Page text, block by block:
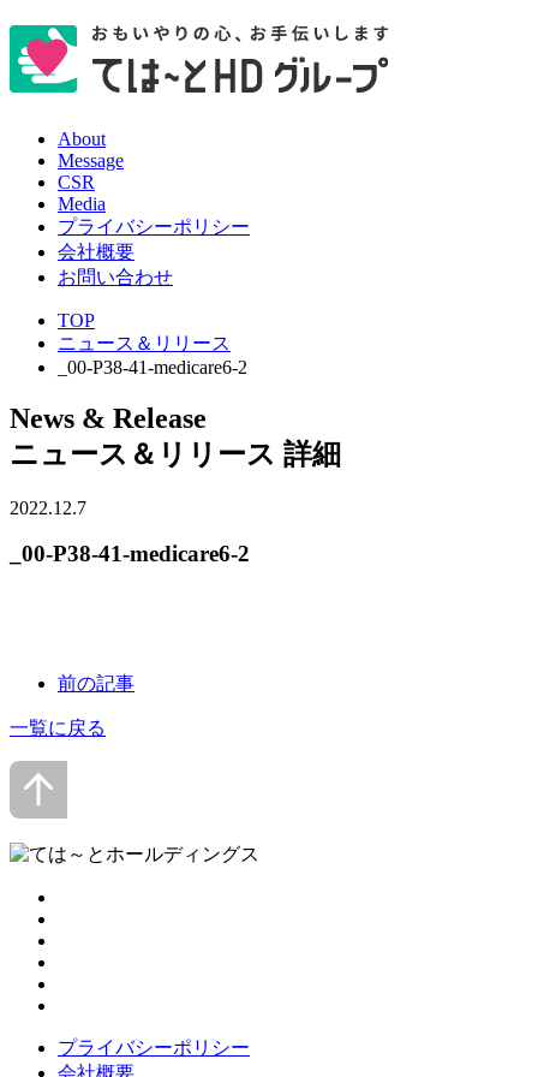
About
Message
CSR
Media
プライバシーポリシー
会社概要
お問い合わせ
TOP
ニュース＆リリース
_00-P38-41-medicare6-2
News & Release
ニュース＆リリース 詳細
2022.12.7
_00-P38-41-medicare6-2
前の記事
一覧に戻る
プライバシーポリシー